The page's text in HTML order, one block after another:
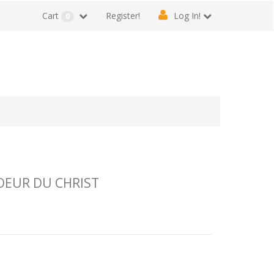
Register! Log In!
Cart 0
DU CHRIST